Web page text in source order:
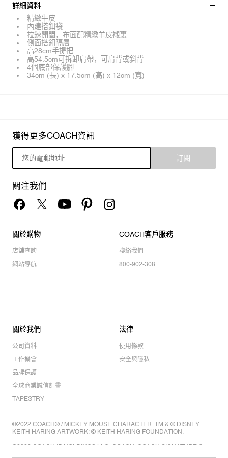
詳細資料
精緻牛皮
內建搭釦袋
拉鍊開闔，布面配精緻羊皮襯裏
側面搭釦隔層
高28cm手提把
高54.5cm可拆卸肩帶，可肩背或斜背
4個底部保護腳
34cm (長) x 17.5cm (高) x 12cm (寬)
獲得更多COACH資訊
訂閱
關注我們
關於購物
店舖查詢
網站導航
COACH客戶服務
聯絡我們
800-902-308
關於我們
公司資料
工作機會
品牌保護
全球商業誠信計畫
TAPESTRY
法律
使用條款
安全與隱私
©2022 COACH® / MICKEY MOUSE CHARACTER: TM & © DISNEY.
KEITH HARING ARTWORK: © KEITH HARING FOUNDATION.
©2022 COACH IP HOLDINGS LLC. COACH, COACH SIGNATURE C